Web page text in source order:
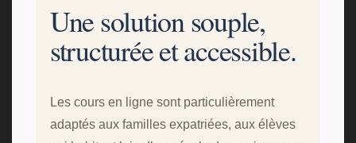
Une solution souple,
structurée et accessible.
Les cours en ligne sont particulièrement
adaptés aux familles expatriées, aux élèves